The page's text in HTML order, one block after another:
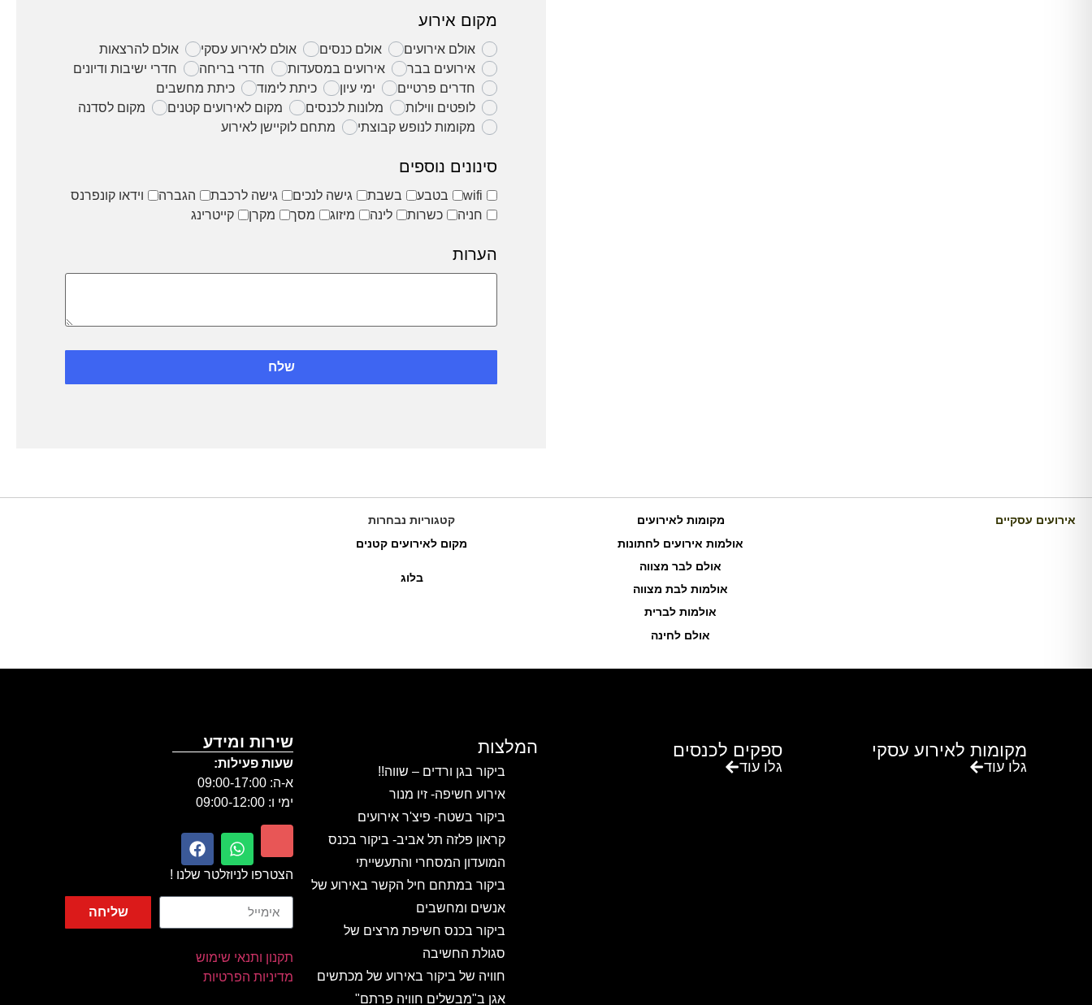
מקום אירוע
אולם אירועים אולם כנסים אולם לאירוע עסקי
אולם להרצאות
אירועים בבר
אירועים במסעדות חדרי בריחה
חדרי ישיבות ודיונים
חדרים פרטיים
ימי עיון כיתת לימוד
כיתת מחשבים
לופטים ווילות
מלונות לכנסים מקום לאירועים קטנים
מקום לסדנה
מקומות לנופש קבוצתי
מתחם לוקיישן לאירוע
סינונים נוספים
wifi בטבע בשבת גישה לנכים גישה לרכבת הגברה
וידאו קונפרנס
חניה
כשרות לינה מיזוג מסך מקרן קייטרינג
הערות
שלח
אירועים עסקיים
מקומות לאירועים
אולמות אירועים לחתונות
אולם לבר מצווה
אולמות לבת מצווה
אולמות לברית
אולם לחינה
קטגוריות נבחרות
מקום לאירועים קטנים
בלוג
מקומות לאירוע עסקי
גלו עוד
ספקים לכנסים
גלו עוד
המלצות
ביקור בגן ורדים – שווה!!
אירוע חשיפה- זיו מנור
ביקור בשטח- פיצ'ר אירועים
קראון פלזה תל אביב- ביקור בכנס
המועדון המסחרי והתעשייתי
ביקור במתחם חיל הקשר באירוע של
אנשים ומחשבים
ביקור בכנס חשיפת מרצים של
סגולת החשיבה
חוויה של ביקור באירוע של מכתשים
אגן ב"מבשלים חוויה פרתם"
שירות ומידע
שעות פעילות:
א-ה: 09:00-17:00
ימי ו: 09:00-12:00
הצטרפו לניוזלטר שלנו !
שליחה
תקנון ותנאי שימוש
מדיניות הפרטיות